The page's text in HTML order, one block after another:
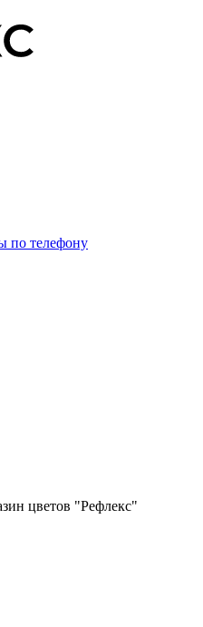
по телефону
цветов "Рефлекс"